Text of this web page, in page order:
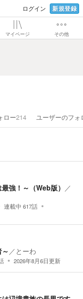
ログイン 新規登録
マイページ その他
ロー214 ユーザーのフォ
強！～（Web版） ／
連載中 617話
／ とーわ
2026年8月6日更新